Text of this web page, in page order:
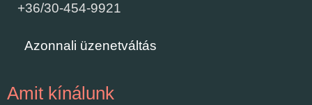
+36/30-454-9921
Azonnali üzenetváltás
Amit kínálunk